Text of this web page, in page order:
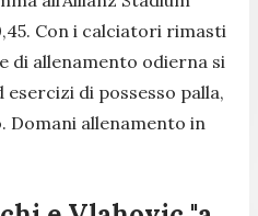
Con i calciatori rimasti
di allenamento odierna si
di possesso palla,
Domani allenamento in